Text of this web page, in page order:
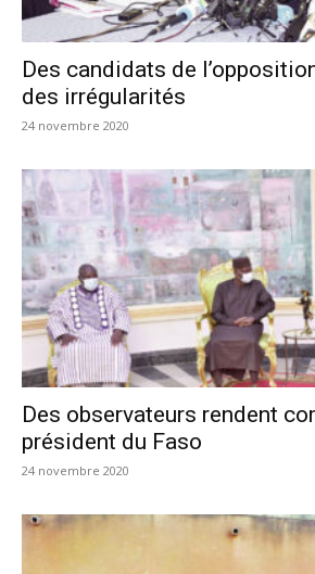
Des candidats de
des irrégularités
24 novembre 2020
Des observateurs rendent
président du Faso
24 novembre 2020